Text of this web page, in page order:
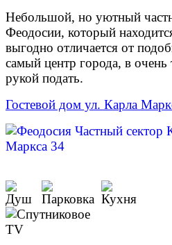
Небольшой, но уютный
Феодосии, который
выгодно отличается от
самый центр города, в
рукой подать.
Гостевой дом ул. Карла